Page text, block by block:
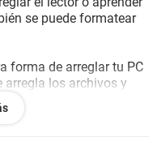
se puede formatear
forma de arreglar tu PC
arregla los archivos y
algo asi:
o Inicio -> Ejecutar-